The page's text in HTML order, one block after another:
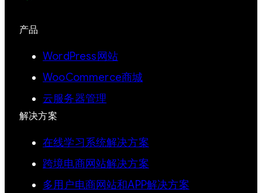
产品
WordPress网站
WooCommerce商城
云服务器管理
解决方案
在线学习系统解决方案
跨境电商网站解决方案
多用户电商网站和APP解决方案